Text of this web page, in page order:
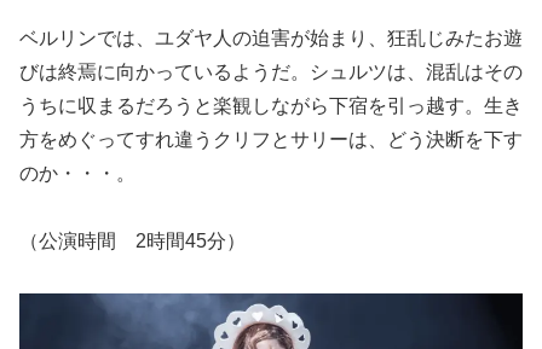
ベルリンでは、ユダヤ人の迫害が始まり、狂乱じみたお遊
びは終焉に向かっているようだ。シュルツは、混乱はその
うちに収まるだろうと楽観しながら下宿を引っ越す。生き
方をめぐってすれ違うクリフとサリーは、どう決断を下す
のか・・・。
（公演時間 2時間45分）